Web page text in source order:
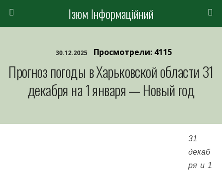
Ізюм Інформаційний
30.12.2025 Просмотрели: 4115
Прогноз погоды в Харьковской области 31
декабря на 1 января — Новый год
31
декаб
ря и 1